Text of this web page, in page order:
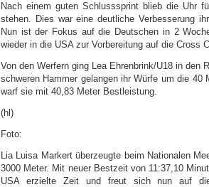
Nach einem guten Schlusssprint blieb die Uhr
stehen. Dies war eine deutliche Verbesserung
Nun ist der Fokus auf die Deutschen in 2
wieder in die USA zur Vorbereitung auf die Cross
Von den Werfern ging Lea Ehrenbrink/U18 in den
schweren Hammer gelangen ihr Würfe um die 40
warf sie mit 40,83 Meter Bestleistung.
(hl)
Foto:
Lia Luisa Markert überzeugte beim Nationalen
3000 Meter. Mit neuer Bestzeit von 11:37,10
USA erzielte Zeit und freut sich nun auf